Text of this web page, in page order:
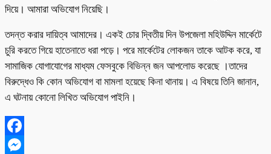
দিয়ে। আমারা অভিযোগ নিয়েছি।
তদন্ত করার দায়িত্ব আমাদের। একই চোর দ্বিতীয় দিন উপজেলা মহিউদ্দিন মার্কেটে
চুরি করতে গিয়ে হাতেনাতে ধরা পড়ে। পরে মার্কেটের লোকজন তাকে আটক করে, যা
সামাজিক যোগাযোগের মাধ্যম ফেসবুকে বিভিন্ন জন আপলোড করেছে ।তাদের
বিরুদ্ধেও কি কোন অভিযোগ বা মামলা হয়েছে কিনা থানায়। এ বিষয়ে তিনি জানান,
এ ঘটনায় কোনো লিখিত অভিযোগ পাইনি।
Facebook